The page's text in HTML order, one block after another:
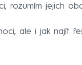
rozumím jejich
ale i jak najít